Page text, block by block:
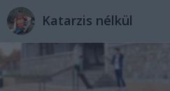
Katarzis nélkül